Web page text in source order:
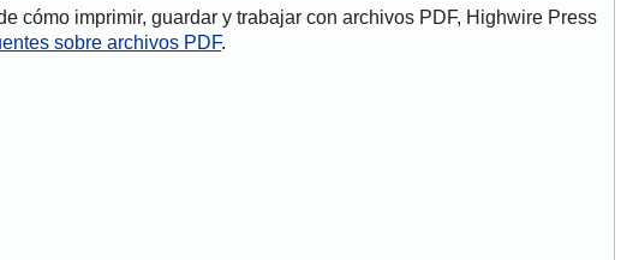
cómo imprimir, guardar y trabajar con archivos PDF, Highwire Press
sobre archivos PDF.